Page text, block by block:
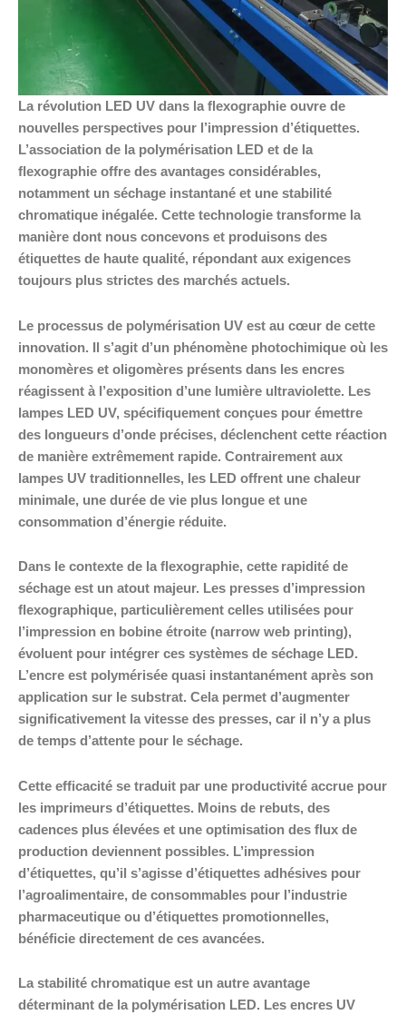
La révolution LED UV dans la flexographie ouvre de
nouvelles perspectives pour l’impression d’étiquettes.
L’association de la polymérisation LED et de la
flexographie offre des avantages considérables,
notamment un séchage instantané et une stabilité
chromatique inégalée. Cette technologie transforme la
manière dont nous concevons et produisons des
étiquettes de haute qualité, répondant aux exigences
toujours plus strictes des marchés actuels.
Le processus de polymérisation UV est au cœur de cette
innovation. Il s’agit d’un phénomène photochimique où les
monomères et oligomères présents dans les encres
réagissent à l’exposition d’une lumière ultraviolette. Les
lampes LED UV, spécifiquement conçues pour émettre
des longueurs d’onde précises, déclenchent cette réaction
de manière extrêmement rapide. Contrairement aux
lampes UV traditionnelles, les LED offrent une chaleur
minimale, une durée de vie plus longue et une
consommation d’énergie réduite.
Dans le contexte de la flexographie, cette rapidité de
séchage est un atout majeur. Les presses d’impression
flexographique, particulièrement celles utilisées pour
l’impression en bobine étroite (narrow web printing),
évoluent pour intégrer ces systèmes de séchage LED.
L’encre est polymérisée quasi instantanément après son
application sur le substrat. Cela permet d’augmenter
significativement la vitesse des presses, car il n’y a plus
de temps d’attente pour le séchage.
Cette efficacité se traduit par une productivité accrue pour
les imprimeurs d’étiquettes. Moins de rebuts, des
cadences plus élevées et une optimisation des flux de
production deviennent possibles. L’impression
d’étiquettes, qu’il s’agisse d’étiquettes adhésives pour
l’agroalimentaire, de consommables pour l’industrie
pharmaceutique ou d’étiquettes promotionnelles,
bénéficie directement de ces avancées.
La stabilité chromatique est un autre avantage
déterminant de la polymérisation LED. Les encres UV